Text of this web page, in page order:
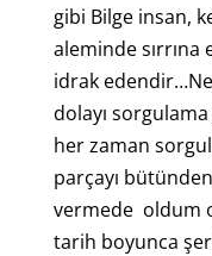
gibi Bilge insan,
aleminde
idrak
dolayı
her zaman
parçayı
vermede oldum
tarih boyunca